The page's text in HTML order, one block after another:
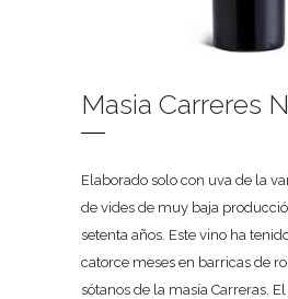
Masia Carreres
Elaborado solo con uva de la
de vides de muy baja
setenta años. Este vino ha
catorce meses en barricas de
sótanos de la masía Carreras. El